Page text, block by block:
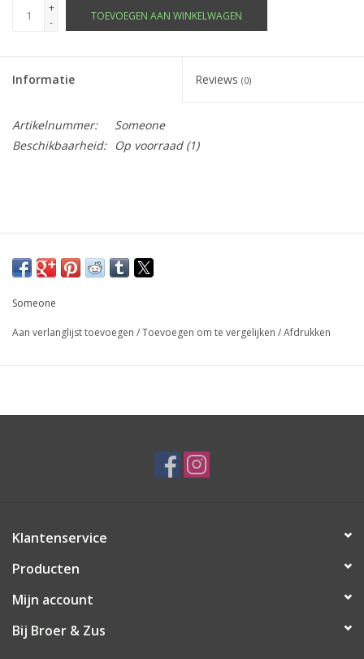
+
-
TOEVOEGEN AAN WINKELWAGEN
Informatie Reviews (0)
Artikelnummer:
Someone
Beschikbaarheid:
Op voorraad(1)
Someone
Aan verlanglijst toevoegen /Toevoegen om te vergelijken /Afdrukken
Klantenservice
Producten
Mijn account
Bij Broer & Zus